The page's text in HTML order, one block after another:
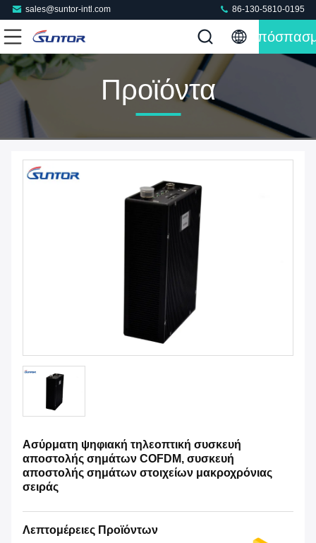
sales@suntor-intl.com 86-130-5810-0195
Προϊόντα
Ασύρματη ψηφιακή τηλεοπτική συσκευή
αποστολής σημάτων COFDM, συσκευή
αποστολής σημάτων στοιχείων μακροχρόνιας
σειράς
Λεπτομέρειες Προϊόντων